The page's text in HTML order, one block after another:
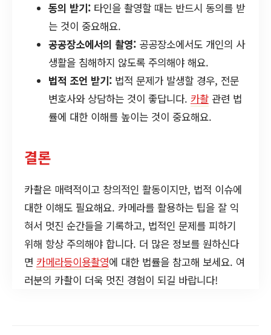
동의 받기: 타인을 촬영할 때는 반드시 동의를 받
는 것이 중요해요.
공공장소에서의 촬영: 공공장소에서도 개인의 사
생활을 침해하지 않도록 주의해야 해요.
법적 조언 받기: 법적 문제가 발생할 경우, 전문
변호사와 상담하는 것이 좋답니다. 카촬 관련 법
률에 대한 이해를 높이는 것이 중요해요.
결론
카촬은 매력적이고 창의적인 활동이지만, 법적 이슈에
대한 이해도 필요해요. 카메라를 활용하는 팁을 잘 익
혀서 멋진 순간들을 기록하고, 법적인 문제를 피하기
위해 항상 주의해야 합니다. 더 많은 정보를 원하신다
면 카메라등이용촬영에 대한 법률을 참고해 보세요. 여
러분의 카촬이 더욱 멋진 경험이 되길 바랍니다!